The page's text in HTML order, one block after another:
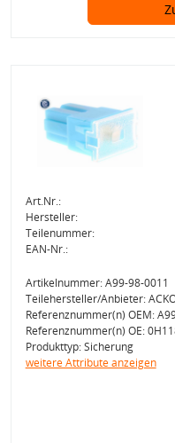
Art.Nr.:
Hersteller:
Teilenummer:
EAN-Nr.:
Artikelnummer: A99-98-0011
Teilehersteller/Anbieter:
Referenznummer(n) OEM:
Referenznummer(n) OE:
Produkttyp: Sicherung
weitere Attribute anzeigen